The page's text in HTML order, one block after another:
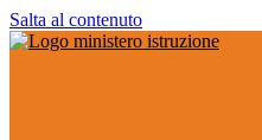
Salta al contenuto